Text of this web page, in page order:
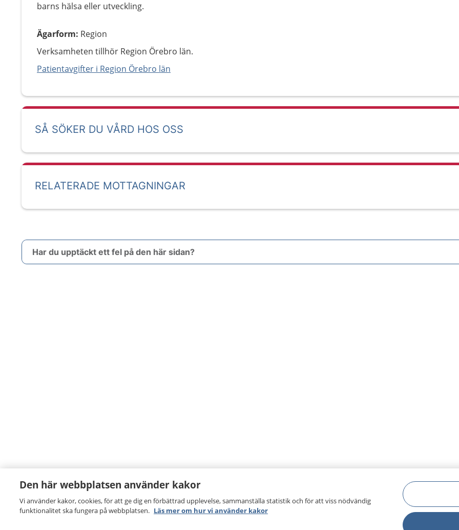
barns hälsa eller utveckling.
Ägarform: Region
Verksamheten tillhör Region Örebro län.
Patientavgifter i Region Örebro län
SÅ SÖKER DU VÅRD HOS OSS
RELATERADE MOTTAGNINGAR
Har du upptäckt ett fel på den här sidan?
Den här webbplatsen använder kakor
Vi använder kakor, cookies, för att ge dig en förbättrad upplevelse, sammanställa statistik och för att viss nödvändig
funktionalitet ska fungera på webbplatsen. Läs mer om hur vi använder kakor